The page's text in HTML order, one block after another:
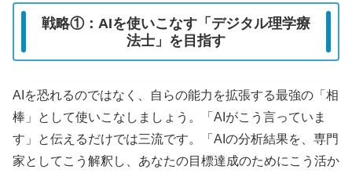
戦略①：AIを使いこなす「デジタル理学療
法士」を目指す
AIを恐れるのではなく、自らの能力を拡張する最強の「相
棒」として使いこなしましょう。「AIがこう言っていま
す」と伝えるだけでは三流です。「AIの分析結果を、専門
家としてこう解釈し、あなたの目標達成のためにこう活か